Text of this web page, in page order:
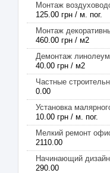
Монтаж
125.00 грн / м. пог.
Монтаж
460.00 грн / м2
Демонтаж
40.00 грн / м2
Частные
0.00
Установка
10.00 грн / м. пог.
Мелкий ремонт
2110.00
Начинающий
290.00